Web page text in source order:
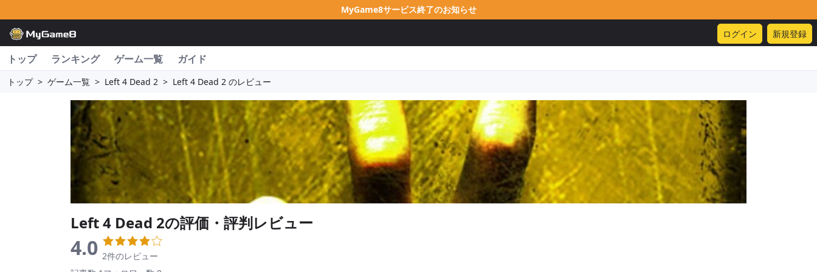
MyGame8サービス終了のお知らせ
ログイン 新規登録
トップ ランキング ゲーム一覧 ガイド
トップ > ゲーム一覧 > Left 4 Dead 2 > Left 4 Dead 2 のレビュー
Left 4 Dead 2の評価・評判レビュー
4.0 2件のレビュー